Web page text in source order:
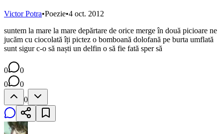
Victor Potra•Poezie•4 oct. 2012
suntem la mare la mare depărtare de orice merge în două picioare ne
jucăm cu ciocolată îți pictez o bomboană dolofană pe burta umflată
sunt sigur c-o să naști un delfin o să fie fată sper să
0
0
0
0
0